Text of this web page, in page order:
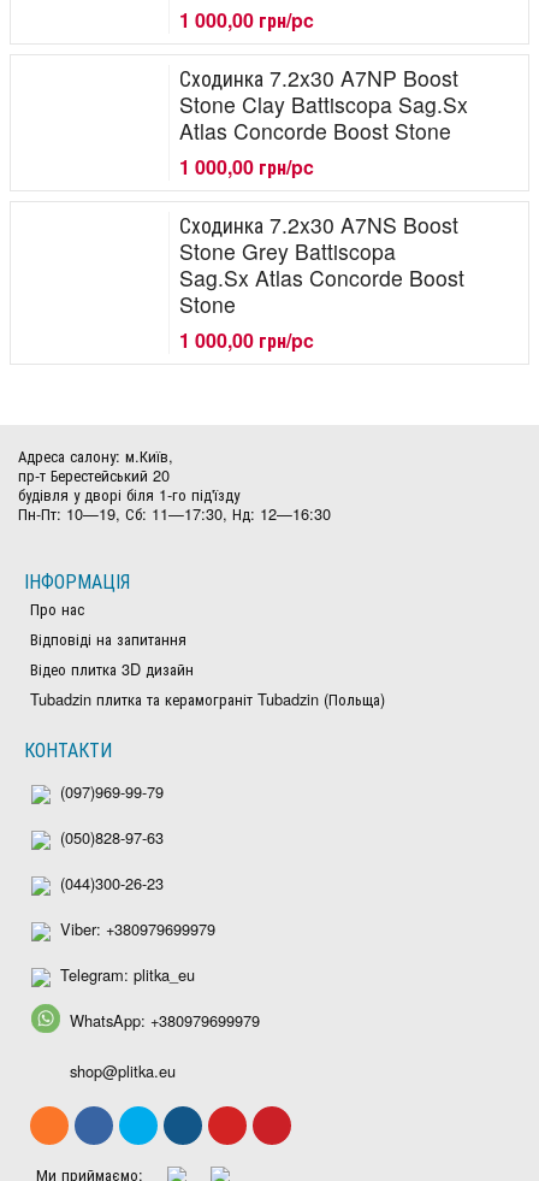
1 000,00 грн/pc
Сходинка 7.2x30 A7NP Boost
Stone Clay Battiscopa Sag.Sx
Atlas Concorde Boost Stone
1 000,00 грн/pc
Сходинка 7.2x30 A7NS Boost
Stone Grey Battiscopa
Sag.Sx Atlas Concorde Boost
Stone
1 000,00 грн/pc
Адреса салону: м.Київ,
пр-т Берестейський 20
будівля у дворі біля 1-го під'їзду
Пн-Пт: 10—19, Сб: 11—17:30, Нд: 12—16:30
ІНФОРМАЦІЯ
Про нас
Відповіді на запитання
Відео плитка 3D дизайн
Tubadzin плитка та керамограніт Tubadzin (Польща)
КОНТАКТИ
(097)969-99-79
(050)828-97-63
(044)300-26-23
Viber: +380979699979
Telegram: plitka_eu
WhatsApp: +380979699979
shop@plitka.eu
Ми приймаємо: